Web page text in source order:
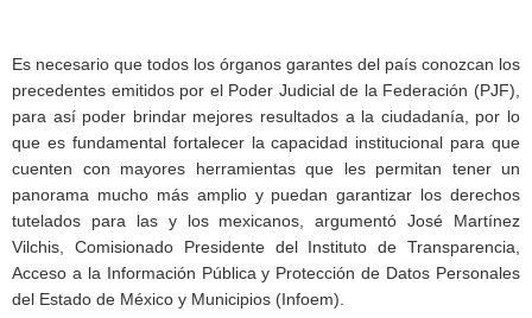
Es necesario que todos los órganos garantes del país conozcan los
precedentes emitidos por el Poder Judicial de la Federación (PJF),
para así poder brindar mejores resultados a la ciudadanía, por lo
que es fundamental fortalecer la capacidad institucional para que
cuenten con mayores herramientas que les permitan tener un
panorama mucho más amplio y puedan garantizar los derechos
tutelados para las y los mexicanos, argumentó José Martínez
Vilchis, Comisionado Presidente del Instituto de Transparencia,
Acceso a la Información Pública y Protección de Datos Personales
del Estado de México y Municipios (Infoem).